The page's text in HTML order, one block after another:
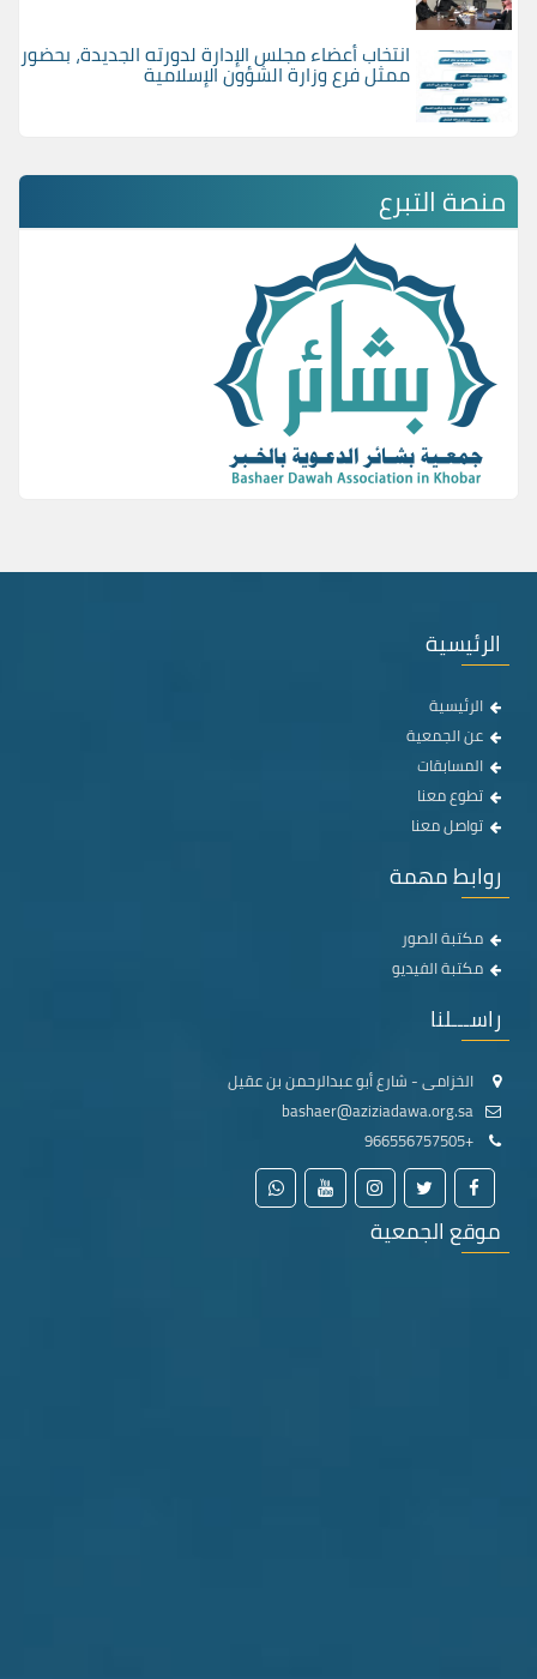
انتخاب أعضاء مجلس الإدارة لدورته الجديدة، بحضور
ممثل فرع وزارة الشؤون الإسلامية
منصة التبرع
الرئيسية
الرئيسية
عن الجمعية
المسابقات
تطوع معنا
تواصل معنا
روابط مهمة
مكتبة الصور
مكتبة الفيديو
راســـلنا
الخزامى - شارع أبو عبدالرحمن بن عقيل
+966556757505
موقع الجمعية